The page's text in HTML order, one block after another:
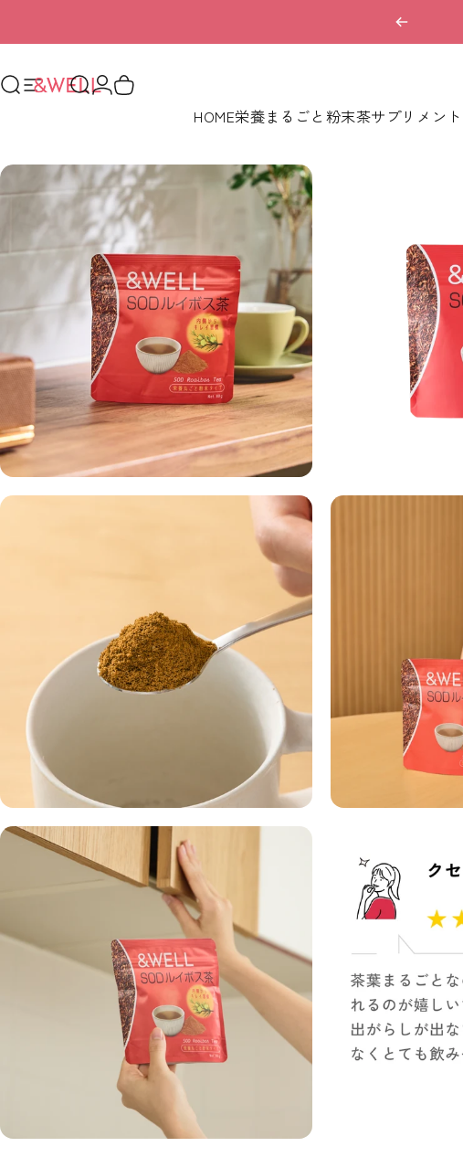
検索サイトナビゲーション
&WELL｜栄養まるごと粉末茶とサプリのオンラインショップ
HOME栄養まるごと粉末茶サプリメント
検索ログイン
カート